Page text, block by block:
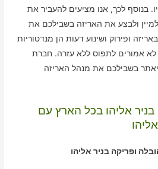
בנוסף לכך, אנו מציעים להעביר את
למיין ולבצע את האריזה בשבילכם את
ופירוק ושינוע דעות הן מנדטוריות
לא אמורים לתפוס ללא עזרה. חברת
יאתר בשבילכם את מנהל האריזה
בניר אליהו בכל הארץ עם
ופריקה בניר אליהו